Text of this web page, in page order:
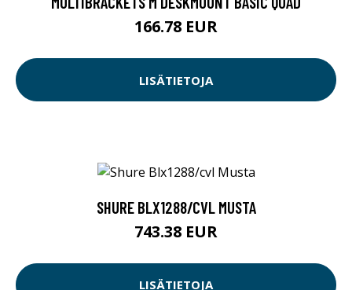
166.78 EUR
LISÄTIETOJA
SHURE BLX1288/CVL MUSTA
743.38 EUR
LISÄTIETOJA